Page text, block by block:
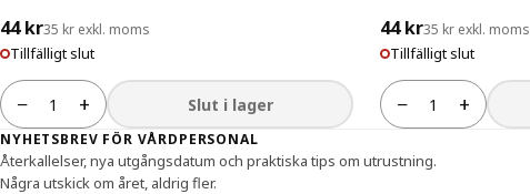
44 kr35 kr exkl. moms
Tillfälligt slut
−
Antal + Slut i lager
44 kr35 kr exkl. moms
Tillfälligt slut
−
Antal +
Sidfot
NYHETSBREV FÖR VÅRDPERSONAL
Återkallelser, nya utgångsdatum och praktiska tips om utrustning.
Några utskick om året, aldrig fler.